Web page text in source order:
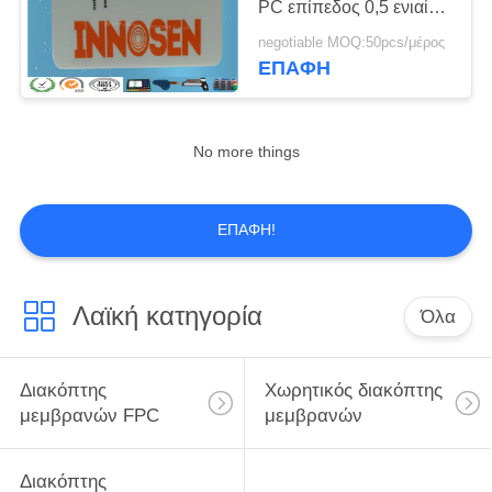
Σιλικόνης
καουτσούκ
Πληκτρολόγιο
17
μεμβράνη
επικάλυψης
διακόπτη
14
PC επίπεδος 0,5 ενιαίο
δευτερεύον FPC
κύκλωμα ΚΚ πίσσα
negotiable MOQ:50pcs/μέρος
ΕΠΑΦΉ
No more things
ΕΠΑΦΉ!
Λαϊκή κατηγορία Όλα
Διακόπτης
μεμβρανών FPC
Χωρητικός διακόπτης
μεμβρανών
Διακόπτης